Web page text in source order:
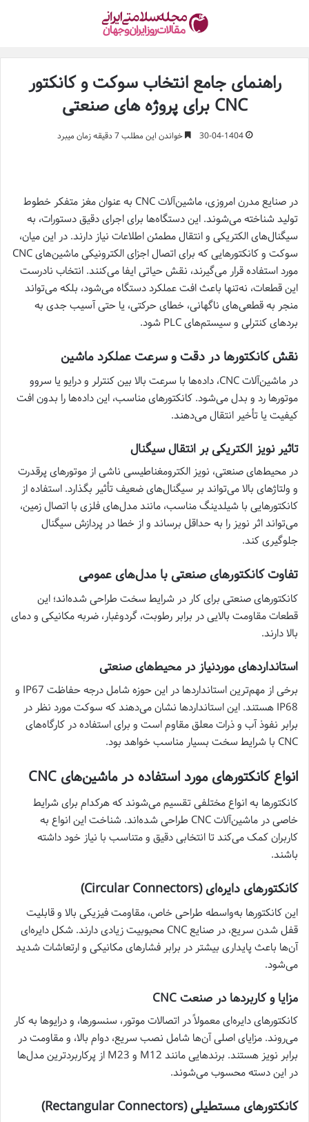
راهنمای جامع انتخاب سوکت و کانکتور
CNC برای پروژه های صنعتی
30-04-1404 خواندن این مطلب 7 دقیقه زمان میبرد
در صنایع مدرن امروزی، ماشین‌آلات CNC به عنوان مغز متفکر خطوط
تولید شناخته می‌شوند. این دستگاه‌ها برای اجرای دقیق دستورات، به
سیگنال‌های الکتریکی و انتقال مطمئن اطلاعات نیاز دارند. در این میان،
سوکت و کانکتورهایی که برای اتصال اجزای الکترونیکی ماشین‌های CNC
مورد استفاده قرار می‌گیرند، نقش حیاتی ایفا می‌کنند. انتخاب نادرست
این قطعات، نه‌تنها باعث افت عملکرد دستگاه می‌شود، بلکه می‌تواند
منجر به قطعی‌های ناگهانی، خطای حرکتی، یا حتی آسیب جدی به
بردهای کنترلی و سیستم‌های PLC شود.
نقش کانکتورها در دقت و سرعت عملکرد ماشین
در ماشین‌آلات CNC، داده‌ها با سرعت بالا بین کنترلر و درایو یا سروو
موتورها رد و بدل می‌شود. کانکتورهای مناسب، این داده‌ها را بدون افت
کیفیت یا تأخیر انتقال می‌دهند.
تاثیر نویز الکتریکی بر انتقال سیگنال
در محیط‌های صنعتی، نویز الکترومغناطیسی ناشی از موتورهای پرقدرت
و ولتاژهای بالا می‌تواند بر سیگنال‌های ضعیف تأثیر بگذارد. استفاده از
کانکتورهایی با شیلدینگ مناسب، مانند مدل‌های فلزی با اتصال زمین،
می‌تواند اثر نویز را به حداقل برساند و از خطا در پردازش سیگنال
جلوگیری کند.
تفاوت کانکتورهای صنعتی با مدل‌های عمومی
کانکتورهای صنعتی برای کار در شرایط سخت طراحی شده‌اند؛ این
قطعات مقاومت بالایی در برابر رطوبت، گردوغبار، ضربه مکانیکی و دمای
بالا دارند.
استانداردهای موردنیاز در محیط‌های صنعتی
برخی از مهم‌ترین استانداردها در این حوزه شامل درجه حفاظت IP67 و
IP68 هستند. این استانداردها نشان می‌دهند که سوکت مورد نظر در
برابر نفوذ آب و ذرات معلق مقاوم است و برای استفاده در کارگاه‌های
CNC با شرایط سخت بسیار مناسب خواهد بود.
انواع کانکتورهای مورد استفاده در ماشین‌های CNC
کانکتورها به انواع مختلفی تقسیم می‌شوند که هرکدام برای شرایط
خاصی در ماشین‌آلات CNC طراحی شده‌اند. شناخت این انواع به
کاربران کمک می‌کند تا انتخابی دقیق و متناسب با نیاز خود داشته
باشند.
کانکتورهای دایره‌ای (Circular Connectors)
این کانکتورها به‌واسطه طراحی خاص، مقاومت فیزیکی بالا و قابلیت
قفل شدن سریع، در صنایع CNC محبوبیت زیادی دارند. شکل دایره‌ای
آن‌ها باعث پایداری بیشتر در برابر فشارهای مکانیکی و ارتعاشات شدید
می‌شود.
مزایا و کاربردها در صنعت CNC
کانکتورهای دایره‌ای معمولاً در اتصالات موتور، سنسورها، و درایوها به کار
می‌روند. مزایای اصلی آن‌ها شامل نصب سریع، دوام بالا، و مقاومت در
برابر نویز هستند. برندهایی مانند M12 و M23 از پرکاربردترین مدل‌ها
در این دسته محسوب می‌شوند.
کانکتورهای مستطیلی (Rectangular Connectors)